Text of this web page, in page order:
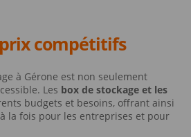
compétitifs
à Gérone est non seulement
Les box de stockage et les
budgets et besoins, offrant ainsi
la fois pour les entreprises et pour